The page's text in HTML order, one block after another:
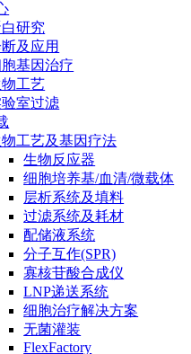
研究
及应用
基因治疗
工艺
验室过滤
工艺及基因疗法
生物反应器
细胞培养基/血清/微载体
层析系统及填料
过滤系统及耗材
配储液系统
分子互作(SPR)
寡核苷酸合成仪
LNP递送系统
细胞治疗解决方案
无菌灌装
FlexFactory